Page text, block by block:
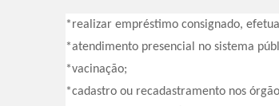
*realizar empréstimo consignado,
*atendimento presencial no sistema
*vacinação;
*cadastro ou recadastramento nos